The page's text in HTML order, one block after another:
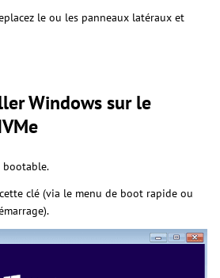
le ou les panneaux latéraux et
Windows sur le
bootable.
clé (via le menu de boot rapide ou